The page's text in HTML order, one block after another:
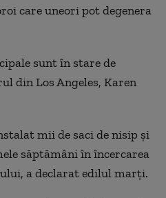
care uneori pot degenera
sunt în stare de
din Los Angeles, Karen
mii de saci de nisip şi
săptămâni în încercarea
a declarat edilul marţi.